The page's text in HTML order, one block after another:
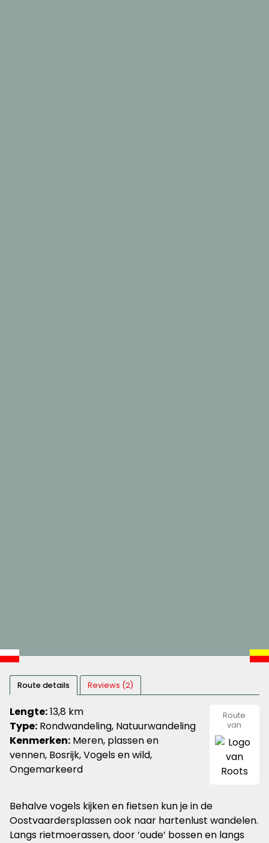
Route details Reviews (2)
Lengte:13,8 km
Type: Rondwandeling, Natuurwandeling
Kenmerken: Meren, plassen en
vennen, Bosrijk, Vogels en wild,
Ongemarkeerd
Route
van
Behalve vogels kijken en fietsen kun je in de
Oostvaardersplassen ook naar hartenlust wandelen.
Langs rietmoerassen, door ‘oude’ bossen en langs